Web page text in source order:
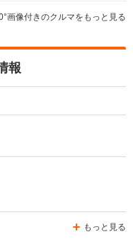
画像付きのクルマをもっと見る
報
もっと見る